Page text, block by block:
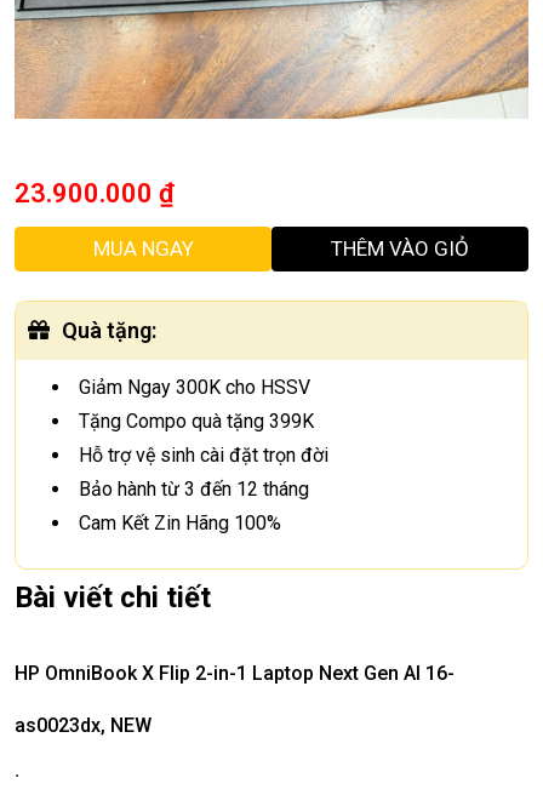
23.900.000 ₫
MUA NGAY THÊM VÀO GIỎ
Quà tặng:
Giảm Ngay 300K cho HSSV
Tặng Compo quà tặng 399K
Hỗ trợ vệ sinh cài đặt trọn đời
Bảo hành từ 3 đến 12 tháng
Cam Kết Zin Hãng 100%
Bài viết chi tiết
HP OmniBook X Flip 2-in-1 Laptop Next Gen AI 16-
as0023dx, NEW
.